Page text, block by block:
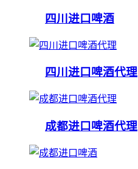
四川进口啤酒
四川进口啤酒代理
成都进口啤酒代理